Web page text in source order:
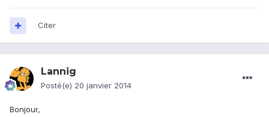
Citer
Lannig
Posté(e) 20 janvier 2014
Bonjour,